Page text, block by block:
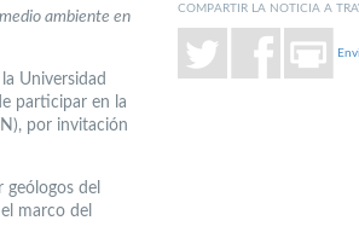
ambiente en
Universidad
participar en la
por invitación
del
marco del
COMPARTIR LA NOTICIA A